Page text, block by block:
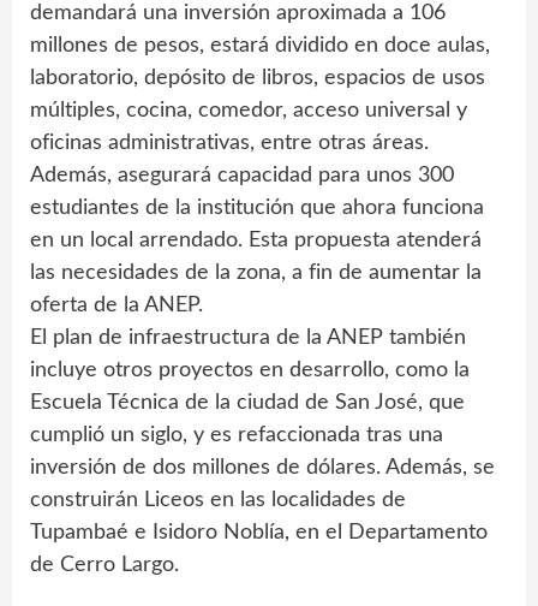
demandará una inversión aproximada a 106
millones de pesos, estará dividido en doce aulas,
laboratorio, depósito de libros, espacios de usos
múltiples, cocina, comedor, acceso universal y
oficinas administrativas, entre otras áreas.
Además, asegurará capacidad para unos 300
estudiantes de la institución que ahora funciona
en un local arrendado. Esta propuesta atenderá
las necesidades de la zona, a fin de aumentar la
oferta de la ANEP.
El plan de infraestructura de la ANEP también
incluye otros proyectos en desarrollo, como la
Escuela Técnica de la ciudad de San José, que
cumplió un siglo, y es refaccionada tras una
inversión de dos millones de dólares. Además, se
construirán Liceos en las localidades de
Tupambaé e Isidoro Noblía, en el Departamento
de Cerro Largo.